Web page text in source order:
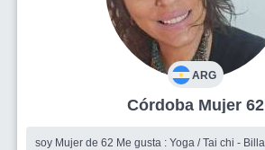
ARG
Córdoba Mujer 62
soy Mujer de 62 Me gusta : Yoga / Tai chi - Billar - Rock - Celta -